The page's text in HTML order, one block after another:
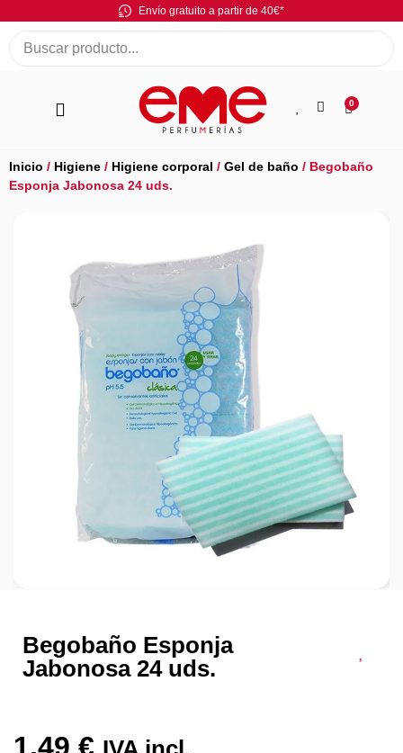
Envío gratuito a partir de 40€*
0
Inicio / Higiene / Higiene corporal / Gel de baño / Begobaño
Esponja Jabonosa 24 uds.
Begobaño Esponja
Jabonosa 24 uds.